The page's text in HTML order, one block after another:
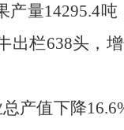
产量14295.4吨
出栏638头，
产值下降16.6